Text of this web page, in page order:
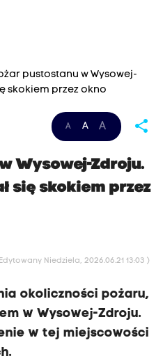
pustostanu w Wysowej-
skokiem przez okno
A A A share
Wysowej-Zdroju.
się skokiem przez
Niedziela, 2026.06.21 13:03 )
okoliczności pożaru,
w Wysowej-Zdroju.
w tej miejscowości